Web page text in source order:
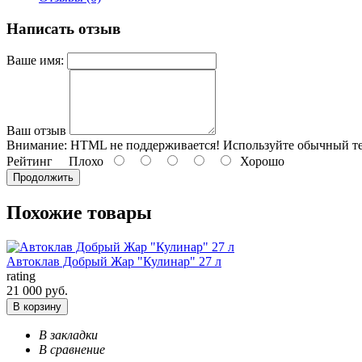
Написать отзыв
Ваше имя:
Ваш отзыв
Внимание: HTML не поддерживается! Используйте обычный
Рейтинг Плохо Хорошо
Продолжить
Похожие товары
Автоклав Добрый Жар "Кулинар" 27 л
rating
21 000 руб.
В корзину
В закладки
В сравнение